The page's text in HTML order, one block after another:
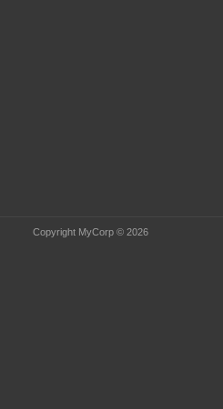
Copyright MyCorp © 2026